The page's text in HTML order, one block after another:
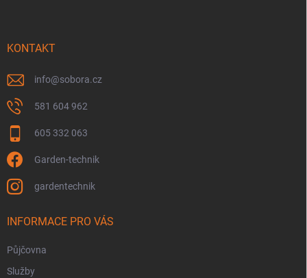
KONTAKT
info@sobora.cz
581 604 962
605 332 063
Garden-technik
gardentechnik
INFORMACE PRO VÁS
Půjčovna
Služby